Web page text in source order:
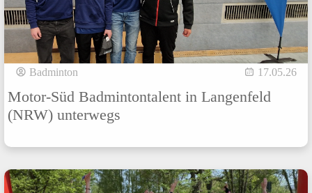
Badminton 17.05.26
Motor-Süd Badmintontalent in Langenfeld
(NRW) unterwegs